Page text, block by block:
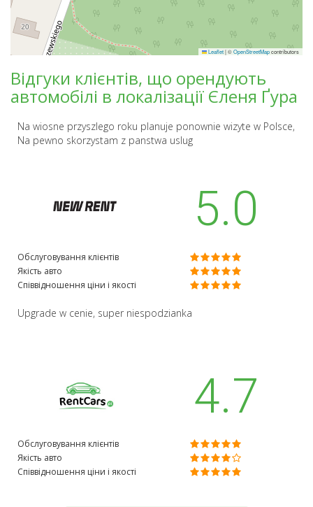
Leaflet|©OpenStreetMapcontributors
Відгуки клієнтів, що орендують
автомобілі в локалізації Єленя Ґура
Na wiosne przyszlego roku planuje ponownie wizyte w Polsce,
Na pewno skorzystam z panstwa uslug
5.0
Обслуговування клієнтів
Якість авто
Співвідношення ціни і якості
Upgrade w cenie, super niespodzianka
4.7
Обслуговування клієнтів
Якість авто
Співвідношення ціни і якості